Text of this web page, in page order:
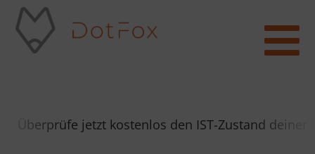

jetzt kostenlos den IST-Zustand deiner IT-